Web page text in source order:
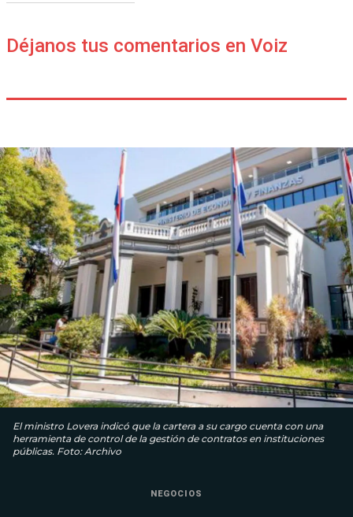
Déjanos tus comentarios en Voiz
El ministro Lovera indicó que la cartera a su cargo cuenta con una
herramienta de control de la gestión de contratos en instituciones
públicas. Foto: Archivo
NEGOCIOS